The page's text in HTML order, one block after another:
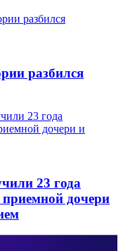
разбился
23 года
приемной дочери